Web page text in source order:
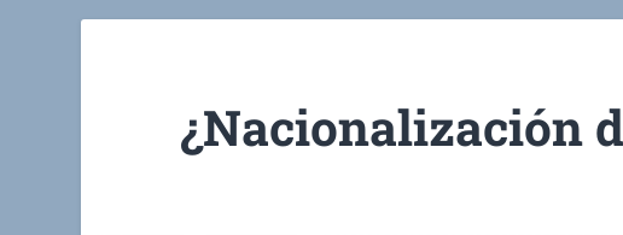
¿Nacionalización